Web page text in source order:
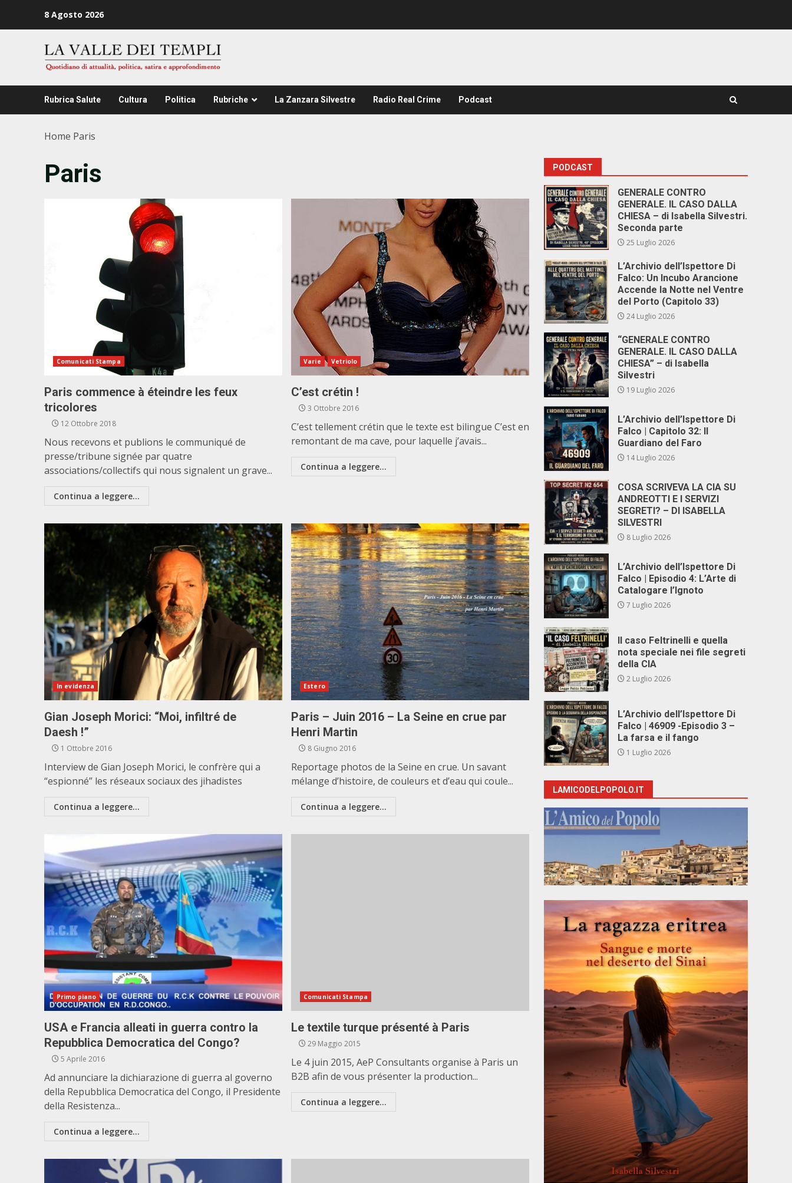
8 Agosto 2026
Rubrica Salute Cultura Politica Rubriche La Zanzara Silvestre Radio Real Crime Podcast
Home Paris
Paris
Comunicati Stampa
Paris commence à éteindre les feux
tricolores
12 Ottobre 2018
Nous recevons et publions le communiqué de
presse/tribune signée par quatre
associations/collectifs qui nous signalent un grave...
Continua a leggere...
Varie Vetriolo
C’est crétin !
3 Ottobre 2016
C’est tellement crétin que le texte est bilingue C’est en
remontant de ma cave, pour laquelle j’avais...
Continua a leggere...
In evidenza
Gian Joseph Morici: “Moi, infiltré de
Daesh !”
1 Ottobre 2016
Interview de Gian Joseph Morici, le confrère qui a
“espionné” les réseaux sociaux des jihadistes
Continua a leggere...
Estero
Paris – Juin 2016 – La Seine en crue par
Henri Martin
8 Giugno 2016
Reportage photos de la Seine en crue. Un savant
mélange d’histoire, de couleurs et d’eau qui coule...
Continua a leggere...
Primo piano
USA e Francia alleati in guerra contro la
Repubblica Democratica del Congo?
5 Aprile 2016
Ad annunciare la dichiarazione di guerra al governo
della Repubblica Democratica del Congo, il Presidente
della Resistenza...
Continua a leggere...
Comunicati Stampa
Le textile turque présenté à Paris
29 Maggio 2015
Le 4 juin 2015, AeP Consultants organise à Paris un
B2B afin de vous présenter la production...
Continua a leggere...
PODCAST
GENERALE CONTRO
GENERALE. IL CASO DALLA
CHIESA – di Isabella Silvestri.
Seconda parte
25 Luglio 2026
L’Archivio dell’Ispettore Di
Falco: Un Incubo Arancione
Accende la Notte nel Ventre
del Porto (Capitolo 33)
24 Luglio 2026
“GENERALE CONTRO
GENERALE. IL CASO DALLA
CHIESA” – di Isabella
Silvestri
19 Luglio 2026
L’Archivio dell’Ispettore Di
Falco | Capitolo 32: Il
Guardiano del Faro
14 Luglio 2026
COSA SCRIVEVA LA CIA SU
ANDREOTTI E I SERVIZI
SEGRETI? – DI ISABELLA
SILVESTRI
8 Luglio 2026
L’Archivio dell’Ispettore Di
Falco | Episodio 4: L’Arte di
Catalogare l’Ignoto
7 Luglio 2026
Il caso Feltrinelli e quella
nota speciale nei file segreti
della CIA
2 Luglio 2026
L’Archivio dell’Ispettore Di
Falco | 46909 -Episodio 3 –
La farsa e il fango
1 Luglio 2026
LAMICODELPOPOLO.IT